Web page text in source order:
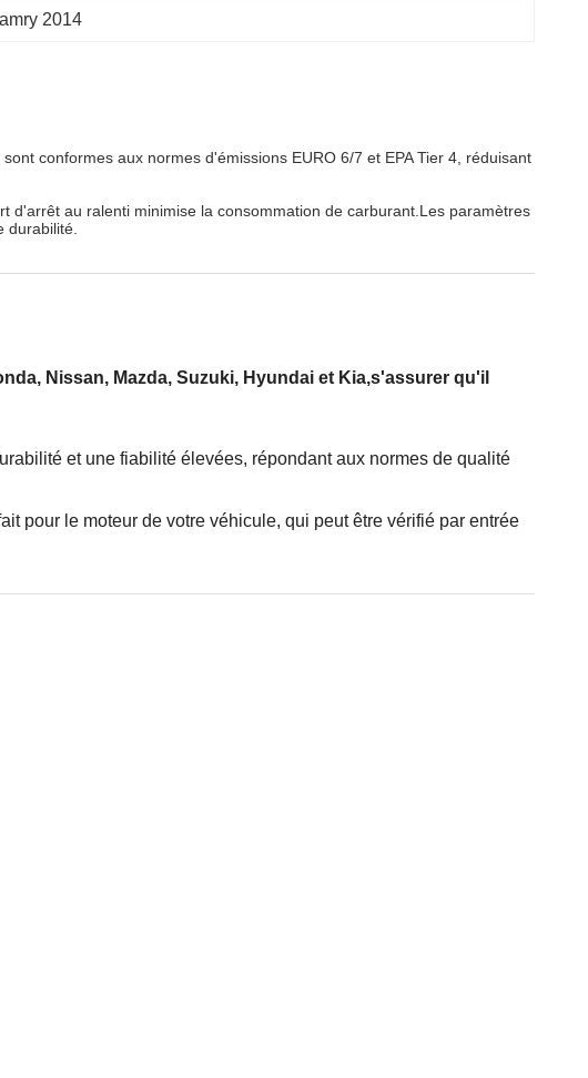
2014
conformes aux normes d'émissions EURO 6/7 et EPA Tier 4, réduisant
d'arrêt au ralenti minimise la consommation de carburant.Les paramètres
durabilité.
Nissan, Mazda, Suzuki, Hyundai et Kia,s'assurer qu'il
et une fiabilité élevées, répondant aux normes de qualité
pour le moteur de votre véhicule, qui peut être vérifié par entrée